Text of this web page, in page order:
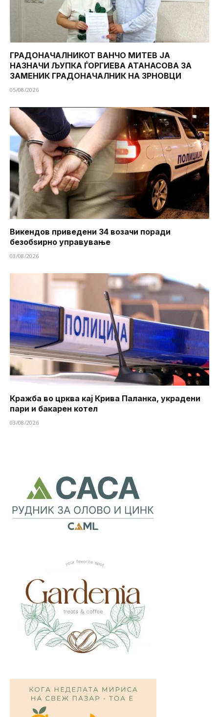
ГРАДОНАЧАЛНИКОТ ВАНЧО МИТЕВ ЈА
НАЗНАЧИ ЉУПКА ЃОРГИЕВА АТАНАСОВА ЗА
ЗАМЕНИК ГРАДОНАЧАЛНИК НА ЗРНОВЦИ
05/08/2026
Викендов приведени 34 возачи поради
безобѕирно управување
03/08/2026
Кражба во црква кај Крива Паланка, украдени
пари и бакарен котел
03/08/2026